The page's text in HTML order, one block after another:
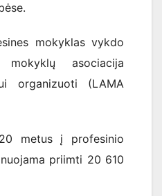
mokyklas vykdo
asociacija
organizuoti (LAMA
metus į profesinio
priimti 20 610